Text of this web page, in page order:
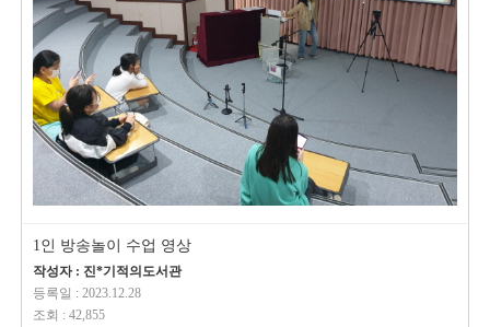
1인 방송놀이 수업 영상
작성자 : 진*기적의도서관
등록일 : 2023.12.28
조회 : 42,855